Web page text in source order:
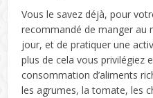
Vous le savez déjà, pour
recommandé de manger au
jour, et de pratiquer une
plus de cela vous privilégiez
consommation d’aliments
les agrumes, la tomate, les